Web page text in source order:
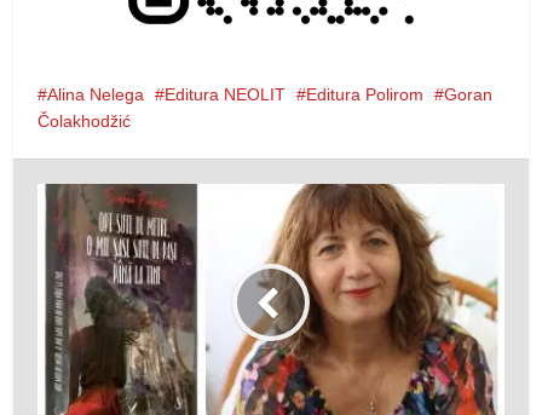
Alina Nelega Editura NEOLIT Editura Polirom
Goran
Čolakhodžić